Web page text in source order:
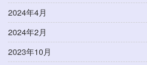
2024年4月
2024年2月
2023年10月